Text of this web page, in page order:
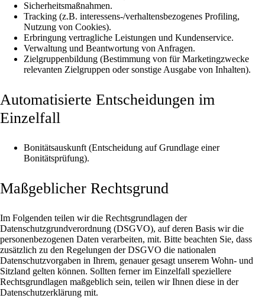
Sicherheitsmaßnahmen.
Tracking (z.B. interessens-/verhaltensbezogenes Profiling,
Nutzung von Cookies).
Erbringung vertragliche Leistungen und Kundenservice.
Verwaltung und Beantwortung von Anfragen.
Zielgruppenbildung (Bestimmung von für Marketingzwecke
relevanten Zielgruppen oder sonstige Ausgabe von Inhalten).
Automatisierte Entscheidungen im
Einzelfall
Bonitätsauskunft (Entscheidung auf Grundlage einer
Bonitätsprüfung).
Maßgeblicher Rechtsgrund
Im Folgenden teilen wir die Rechtsgrundlagen der
Datenschutzgrundverordnung (DSGVO), auf deren Basis wir die
personenbezogenen Daten verarbeiten, mit. Bitte beachten Sie, dass
zusätzlich zu den Regelungen der DSGVO die nationalen
Datenschutzvorgaben in Ihrem, genauer gesagt unserem Wohn- und
Sitzland gelten können. Sollten ferner im Einzelfall speziellere
Rechtsgrundlagen maßgeblich sein, teilen wir Ihnen diese in der
Datenschutzerklärung mit.